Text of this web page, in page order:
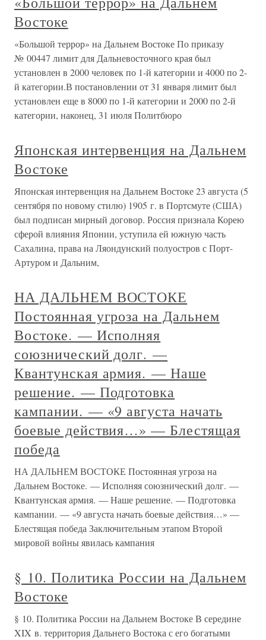
Востоке
«Большой террор» на Дальнем Востоке По приказу
№ 00447 лимит для Дальневосточного края был
установлен в 2000 человек по 1-й категории и 4000 по 2-
й категории.В постановлении от 31 января лимит был
установлен еще в 8000 по 1-й категории и 2000 по 2-й
категории, наконец, 31 июля Политбюро
Японская интервенция на Дальнем
Востоке
Японская интервенция на Дальнем Востоке 23 августа (5
сентября по новому стилю) 1905 г. в Портсмуте (США)
был подписан мирный договор. Россия признала Корею
сферой влияния Японии, уступила ей южную часть
Сахалина, права на Ляондунский полуостров с Порт-
Артуром и Дальним,
НА ДАЛЬНЕМ ВОСТОКЕ
Постоянная угроза на Дальнем
Востоке. — Исполняя
союзнический долг. —
Квантунская армия. — Наше
решение. — Подготовка
кампании. — «9 августа начать
боевые действия…» — Блестящая
победа
НА ДАЛЬНЕМ ВОСТОКЕ Постоянная угроза на
Дальнем Востоке. — Исполняя союзнический долг. —
Квантунская армия. — Наше решение. — Подготовка
кампании. — «9 августа начать боевые действия…» —
Блестящая победа Заключительным этапом Второй
мировой войны явилась кампания
§ 10. Политика России на Дальнем
Востоке
§ 10. Политика России на Дальнем Востоке В середине
XIX в. территория Дальнего Востока с его богатыми